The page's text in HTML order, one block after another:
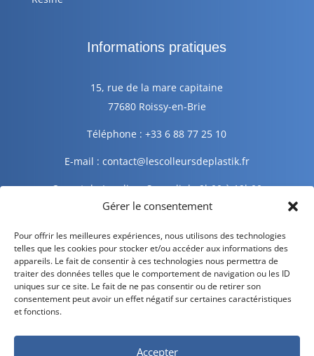
Gérer le consentement
Pour offrir les meilleures expériences, nous utilisons des technologies
telles que les cookies pour stocker et/ou accéder aux informations des
appareils. Le fait de consentir à ces technologies nous permettra de
traiter des données telles que le comportement de navigation ou les ID
uniques sur ce site. Le fait de ne pas consentir ou de retirer son
consentement peut avoir un effet négatif sur certaines caractéristiques
et fonctions.
Accepter
Informations pratiques
15, rue de la mare capitaine
77680 Roissy-en-Brie
Téléphone : +33 6 88 77 25 10
E-mail : contact@lescolleursdeplastik.fr
Ouvert du Lundi au Samedi de 9h00 à 19h00
Informations légales
Mentions légales
Politique de confidentialité